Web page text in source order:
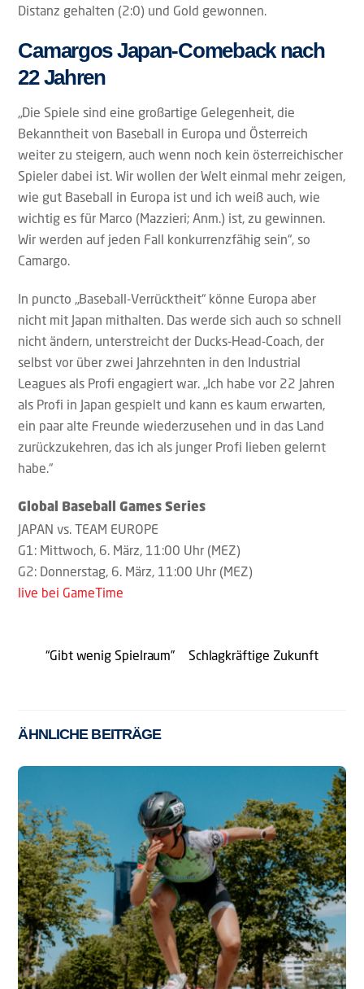
Distanz gehalten (2:0) und Gold gewonnen.
Camargos Japan-Comeback nach
22 Jahren
„Die Spiele sind eine großartige Gelegenheit, die
Bekanntheit von Baseball in Europa und Österreich
weiter zu steigern, auch wenn noch kein österreichischer
Spieler dabei ist. Wir wollen der Welt einmal mehr zeigen,
wie gut Baseball in Europa ist und ich weiß auch, wie
wichtig es für Marco (Mazzieri; Anm.) ist, zu gewinnen.
Wir werden auf jeden Fall konkurrenzfähig sein“, so
Camargo.
In puncto „Baseball-Verrücktheit“ könne Europa aber
nicht mit Japan mithalten. Das werde sich auch so schnell
nicht ändern, unterstreicht der Ducks-Head-Coach, der
selbst vor über zwei Jahrzehnten in den Industrial
Leagues als Profi engagiert war. „Ich habe vor 22 Jahren
als Profi in Japan gespielt und kann es kaum erwarten,
ein paar alte Freunde wiederzusehen und in das Land
zurückzukehren, das ich als junger Profi lieben gelernt
habe.“
Global Baseball Games Series
JAPAN vs. TEAM EUROPE
G1: Mittwoch, 6. März, 11:00 Uhr (MEZ)
G2: Donnerstag, 6. März, 11:00 Uhr (MEZ)
live bei GameTime
“Gibt wenig Spielraum” Schlagkräftige Zukunft
ÄHNLICHE BEITRÄGE